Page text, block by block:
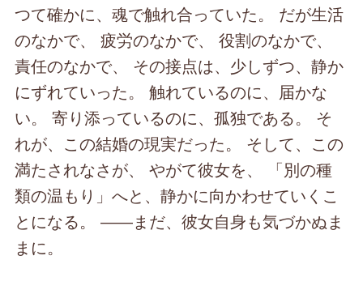
つて確かに、魂で触れ合っていた。 だが生活
のなかで、 疲労のなかで、 役割のなかで、
責任のなかで、 その接点は、少しずつ、静か
にずれていった。 触れているのに、届かな
い。 寄り添っているのに、孤独である。 そ
れが、この結婚の現実だった。 そして、この
満たされなさが、 やがて彼女を、 「別の種
類の温もり」へと、静かに向かわせていくこ
とになる。 ――まだ、彼女自身も気づかぬま
まに。